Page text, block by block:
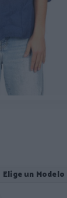
Elige un Modelo